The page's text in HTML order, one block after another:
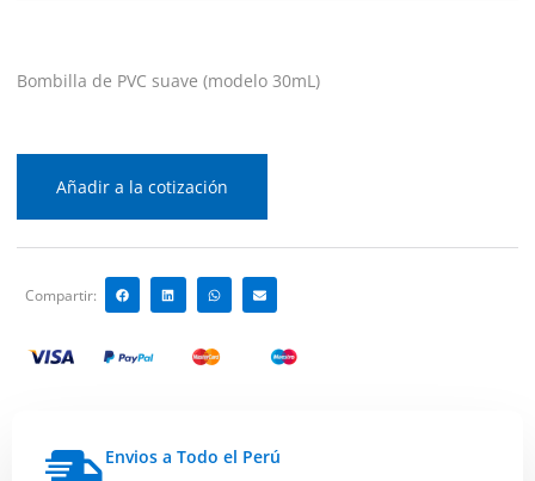
Bombilla de PVC suave (modelo 30mL)
Añadir a la cotización
Compartir:
Envios a Todo el Perú